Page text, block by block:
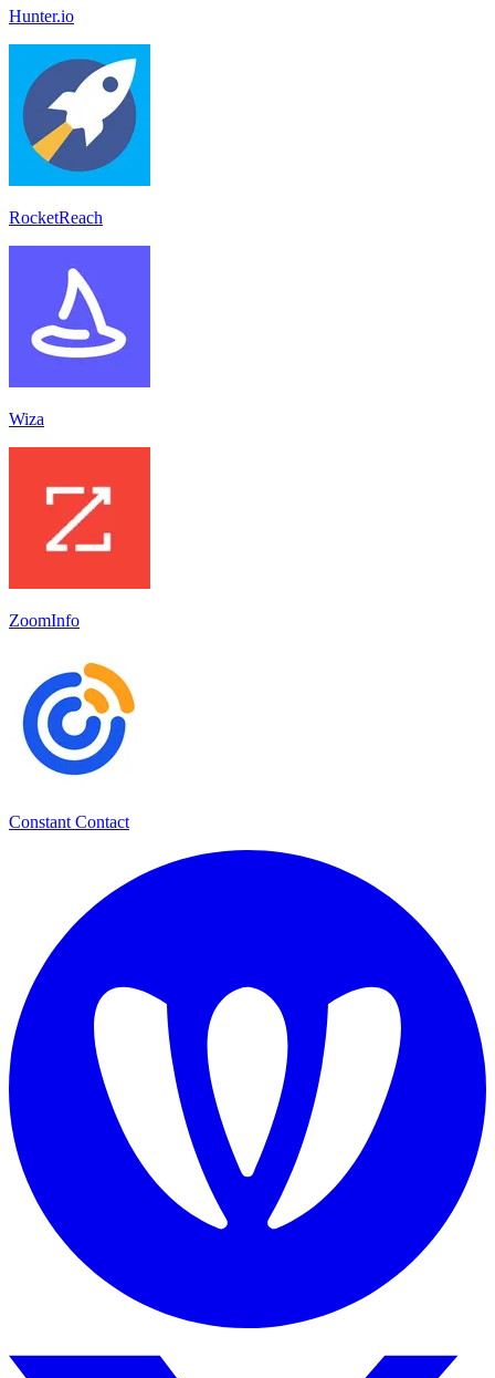
Hunter.io
RocketReach
Wiza
ZoomInfo
Constant Contact